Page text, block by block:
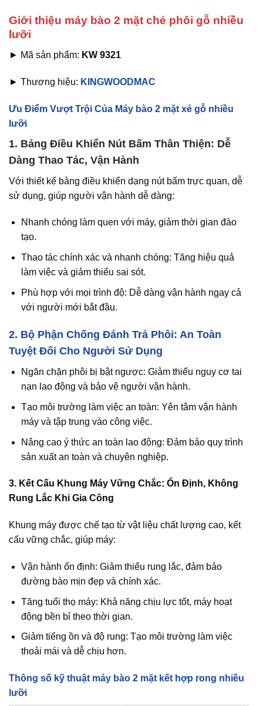
Giới thiệu máy bào 2 mặt chẻ phôi gỗ nhiều
lưỡi
► Mã sản phẩm: KW 9321
► Thương hiệu: KINGWOODMAC
Ưu Điểm Vượt Trội Của Máy bào 2 mặt xẻ gỗ nhiều
lưỡi
1. Bảng Điều Khiển Nút Bấm Thân Thiện: Dễ
Dàng Thao Tác, Vận Hành
Với thiết kế bảng điều khiển dạng nút bấm trực quan, dễ
sử dụng, giúp người vận hành dễ dàng:
Nhanh chóng làm quen với máy, giảm thời gian đào
tạo.
Thao tác chính xác và nhanh chóng: Tăng hiệu quả
làm việc và giảm thiểu sai sót.
Phù hợp với mọi trình độ: Dễ dàng vận hành ngay cả
với người mới bắt đầu.
2. Bộ Phận Chống Đánh Trả Phôi: An Toàn
Tuyệt Đối Cho Người Sử Dụng
Ngăn chặn phôi bị bật ngược: Giảm thiểu nguy cơ tai
nạn lao động và bảo vệ người vận hành.
Tạo môi trường làm việc an toàn: Yên tâm vận hành
máy và tập trung vào công việc.
Nâng cao ý thức an toàn lao động: Đảm bảo quy trình
sản xuất an toàn và chuyên nghiệp.
3. Kết Cấu Khung Máy Vững Chắc: Ổn Định, Không
Rung Lắc Khi Gia Công
Khung máy được chế tạo từ vật liệu chất lượng cao, kết
cấu vững chắc, giúp máy:
Vận hành ổn định: Giảm thiểu rung lắc, đảm bảo
đường bào mịn đẹp và chính xác.
Tăng tuổi thọ máy: Khả năng chịu lực tốt, máy hoạt
động bền bỉ theo thời gian.
Giảm tiếng ồn và độ rung: Tạo môi trường làm việc
thoải mái và dễ chịu hơn.
Thông số kỹ thuật máy bào 2 mặt kết hợp rong nhiều
lưỡi